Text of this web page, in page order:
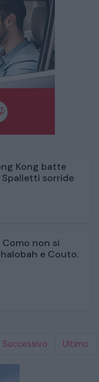
Kong batte
Spalletti sorride
non si
e Couto.
Successivo Ultimo